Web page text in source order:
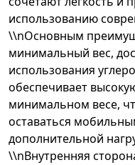
использованию
\\nОсновным
минимальный вес,
использования
обеспечивает
минимальном весе,
оставаться
дополнительной
\\nВнутренняя